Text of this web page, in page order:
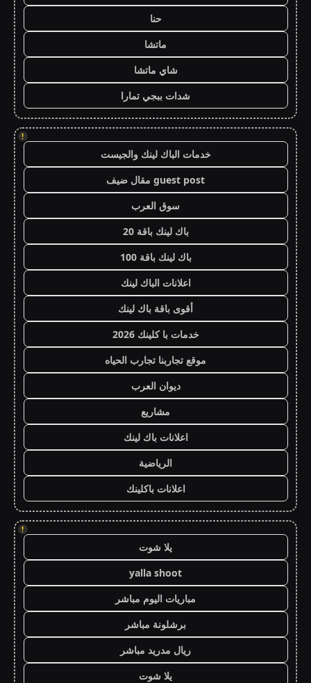
حنا
ماتشا
شاي ماتشا
شدات ببجي تمارا
!
خدمات الباك لينك والجيست
guest post مقال ضيف
سوق العرب
باك لينك باقة 20
باك لينك باقة 100
اعلانات الباك لينك
أقوى باقة باك لينك
خدمات با كلينك 2026
موقع تجاربنا تجارب الحياه
ديوان العرب
مشاريع
اعلانات باك لينك
الرياضية
اعلانات باكلينك
!
يلا شوت
yalla shoot
مباريات اليوم مباشر
برشلونة مباشر
ريال مدريد مباشر
يلا شوت